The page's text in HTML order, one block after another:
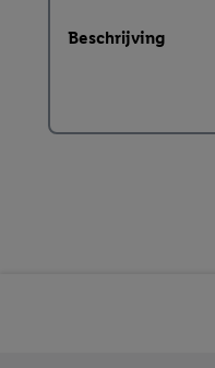
Beschrijving